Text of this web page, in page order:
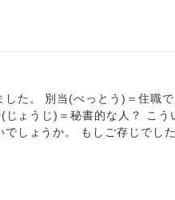
住職で、
じ)＝秘書的な人？ こうい
しょうか。 もしご存じでした
。